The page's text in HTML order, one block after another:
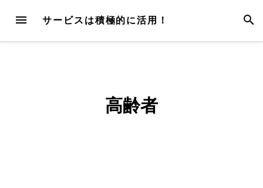
content
MENU サービスは積極的に活用！
高齢者